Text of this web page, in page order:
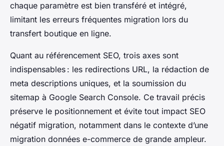
chaque paramètre est bien transféré et intégré,
limitant les erreurs fréquentes migration lors du
transfert boutique en ligne.
Quant au référencement SEO, trois axes sont
indispensables : les redirections URL, la rédaction de
meta descriptions uniques, et la soumission du
sitemap à Google Search Console. Ce travail précis
préserve le positionnement et évite tout impact SEO
négatif migration, notamment dans le contexte d’une
migration données e-commerce de grande ampleur.